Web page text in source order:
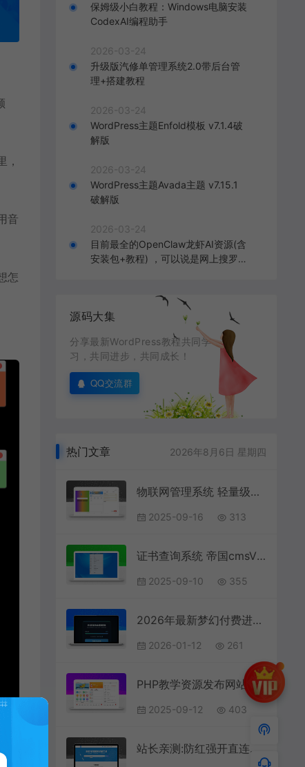
，
音
怎
保姆级小白教程：Windows电脑安装
CodexAI编程助手
2026-03-24
升级版汽修单管理系统2.0带后台管
理+搭建教程
2026-03-24
WordPress主题Enfold模板 v7.1.4破
解版
2026-03-24
WordPress主题Avada主题 v7.15.1
破解版
2026-03-24
目前最全的OpenClaw龙虾AI资源(含
安装包+教程) ，可以说是网上搜罗的
源码大集
分享最新WordPress教程共同学
习，共同进步，共同成长！
QQ交流群
热门文章 2026年8月6日 星期四
物联网管理系统 轻量级物联网综合业务支撑平台
2025-09-16 313
证书查询系统 帝国cmsV7.5二开版
2025-09-10 355
2026年最新梦幻付费进群防红源码
2026-01-12 261
PHP教学资源发布网站源码各类文章教材资料分享网站
2025-09-12 403
站长亲测:防红强开直连加跳转三合一系统(懂得都懂),包运行！